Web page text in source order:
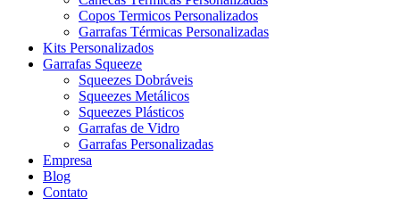
Copos Termicos Personalizados
Garrafas Térmicas Personalizadas
Kits Personalizados
Garrafas Squeeze
Squeezes Dobráveis
Squeezes Metálicos
Squeezes Plásticos
Garrafas de Vidro
Garrafas Personalizadas
Empresa
Blog
Contato